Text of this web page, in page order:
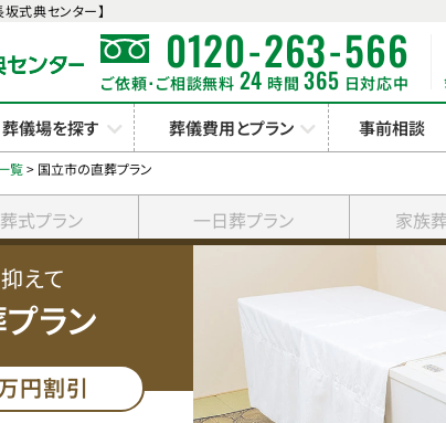
式典センター】
0120-263-566
ご依頼･ご相談無料 24 時間 365 日対応中
葬儀場を探す 葬儀費用とプラン 事前相談
覧> 国立市の直葬プラン
式プラン 一日葬プラン 家族
えて
ラン
円割引